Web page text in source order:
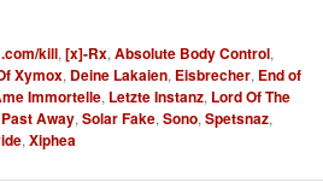
.com/kill, [x]-Rx, Absolute Body Control,
Xymox, Deine Lakaien, Eisbrecher, End of
Immortelle, Letzte Instanz, Lord Of The
Away, Solar Fake, Sono, Spetsnaz,
, Xiphea